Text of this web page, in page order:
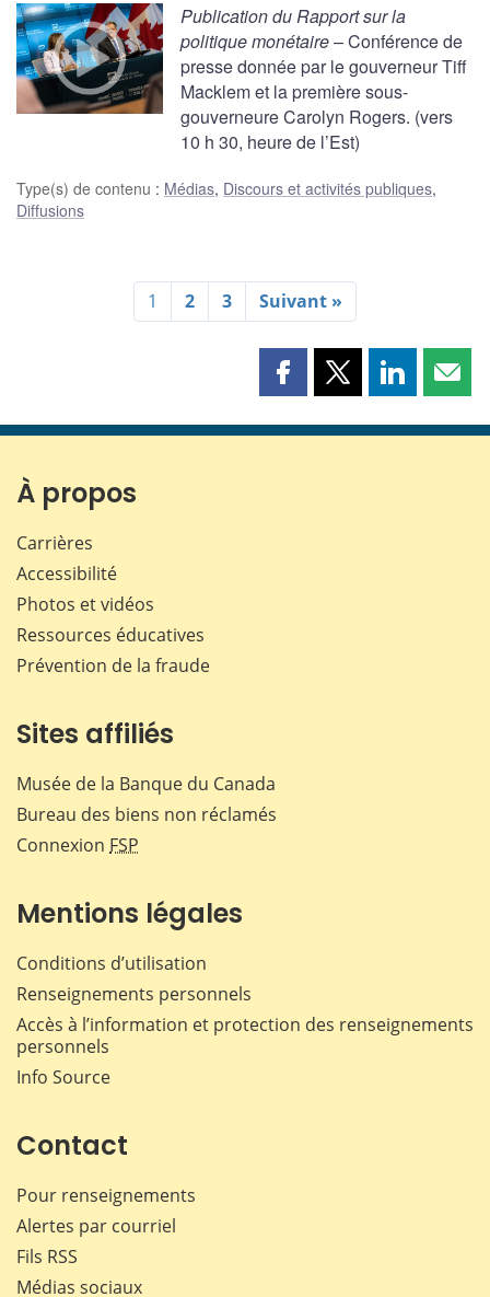
Publication du Rapport sur la
politique monétaire– Conférence de
presse donnée par le gouverneur Tiff
Macklem et la première sous-
gouverneure Carolyn Rogers. (vers
10 h 30, heure de l’Est)
Type(s) de contenu : Médias, Discours et activités publiques,
Diffusions
1 2 3 Suivant »
Partager
page
Partager
page
Partager
page page
À propos
Carrières
Accessibilité
Photos et vidéos
Ressources éducatives
Prévention de la fraude
Sites affiliés
Musée de la Banque du Canada
Bureau des biens non réclamés
Connexion FSP
Mentions légales
Conditions d’utilisation
Renseignements personnels
Accès à l’information et protection des renseignements
personnels
Info Source
Contact
Pour renseignements
Alertes par courriel
Fils RSS
Médias sociaux